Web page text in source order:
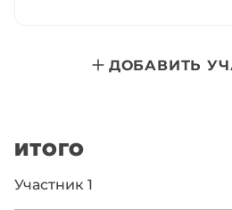
ДОБАВИТЬ
ИТОГО
Участник 1